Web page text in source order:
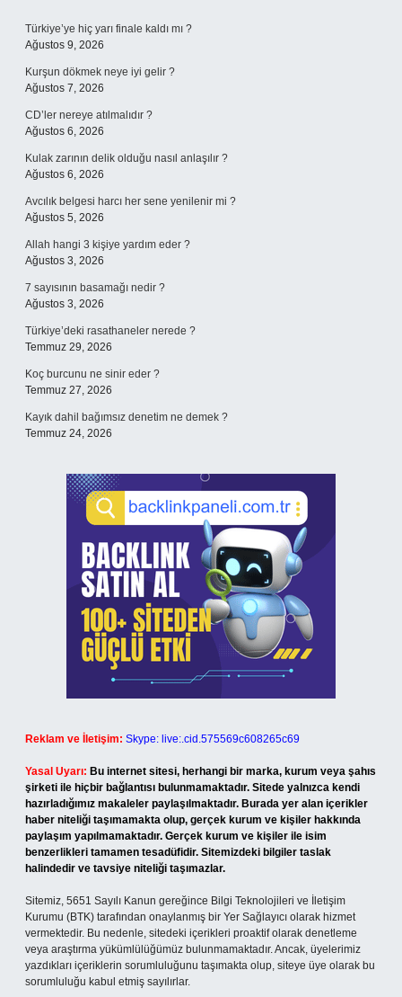
Türkiye’ye hiç yarı finale kaldı mı ?
Ağustos 9, 2026
Kurşun dökmek neye iyi gelir ?
Ağustos 7, 2026
CD’ler nereye atılmalıdır ?
Ağustos 6, 2026
Kulak zarının delik olduğu nasıl anlaşılır ?
Ağustos 6, 2026
Avcılık belgesi harcı her sene yenilenir mi ?
Ağustos 5, 2026
Allah hangi 3 kişiye yardım eder ?
Ağustos 3, 2026
7 sayısının basamağı nedir ?
Ağustos 3, 2026
Türkiye’deki rasathaneler nerede ?
Temmuz 29, 2026
Koç burcunu ne sinir eder ?
Temmuz 27, 2026
Kayık dahil bağımsız denetim ne demek ?
Temmuz 24, 2026
Reklam ve İletişim: Skype: live:.cid.575569c608265c69
Yasal Uyarı: Bu internet sitesi, herhangi bir marka, kurum veya şahıs
şirketi ile hiçbir bağlantısı bulunmamaktadır. Sitede yalnızca kendi
hazırladığımız makaleler paylaşılmaktadır. Burada yer alan içerikler
haber niteliği taşımamakta olup, gerçek kurum ve kişiler hakkında
paylaşım yapılmamaktadır. Gerçek kurum ve kişiler ile isim
benzerlikleri tamamen tesadüfidir. Sitemizdeki bilgiler taslak
halindedir ve tavsiye niteliği taşımazlar.
Sitemiz, 5651 Sayılı Kanun gereğince Bilgi Teknolojileri ve İletişim
Kurumu (BTK) tarafından onaylanmış bir Yer Sağlayıcı olarak hizmet
vermektedir. Bu nedenle, sitedeki içerikleri proaktif olarak denetleme
veya araştırma yükümlülüğümüz bulunmamaktadır. Ancak, üyelerimiz
yazdıkları içeriklerin sorumluluğunu taşımakta olup, siteye üye olarak bu
sorumluluğu kabul etmiş sayılırlar.